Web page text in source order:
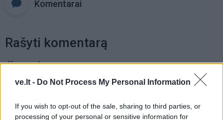
ve.lt - Do Not Process My Personal Information
If you wish to opt-out of the sale, sharing to third parties, or
processing of your personal or sensitive information for
Komentarai
Rašyti komentarą
Jūsų vardas
Komentaras